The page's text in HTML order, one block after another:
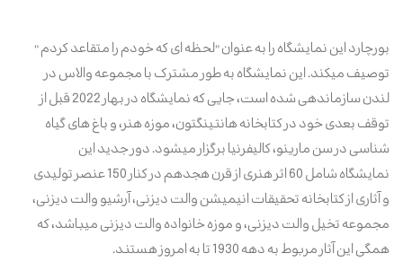
بورچارد این نمایشگاه را به عنوان "لحظه ای که خودم را متقاعد کردم "
توصیف میکند. این نمایشگاه به طور مشترک با مجموعه والاس در
لندن سازماندهی شده است، جایی که نمایشگاه در بهار 2022 قبل از
توقف بعدی خود در کتابخانه هانتینگتون، موزه هنر، و باغ های گیاه
شناسی در سن مارینو، کالیفرنیا برگزار میشود. دور جدید این
نمایشگاه شامل 60 اثر هنری از قرن هجدهم در کنار 150 عنصر تولیدی
و آثاری از کتابخانه تحقیقات انیمیشن والت دیزنی، آرشیو والت دیزنی،
مجموعه تخیل والت دیزنی، و موزه خانواده والت دیزنی میباشد، که
همگی این آثار مربوط به دهه 1930 تا به امروز هستند.